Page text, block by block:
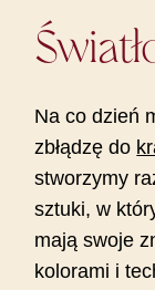
Na co dzień
zbłądzę do
stworzymy
sztuki, w
mają swoje
kolorami i